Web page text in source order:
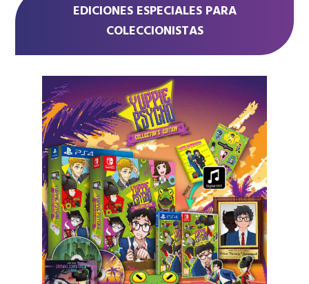
EDICIONES ESPECIALES PARA
COLECCIONISTAS